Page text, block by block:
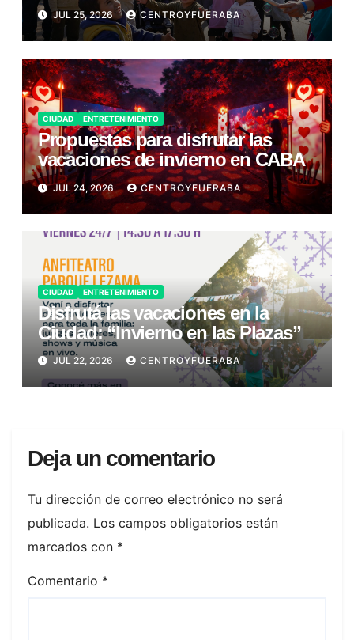
JUL 25, 2026 CENTROYFUERABA
CIUDAD ENTRETENIMIENTO
Propuestas para disfrutar las
vacaciones de invierno en CABA
JUL 24, 2026 CENTROYFUERABA
CIUDAD ENTRETENIMIENTO
Disfrutá las vacaciones en la
Ciudad: “Invierno en las Plazas”
JUL 22, 2026 CENTROYFUERABA
Deja un comentario
Tu dirección de correo electrónico no será
publicada. Los campos obligatorios están
marcados con *
Comentario *